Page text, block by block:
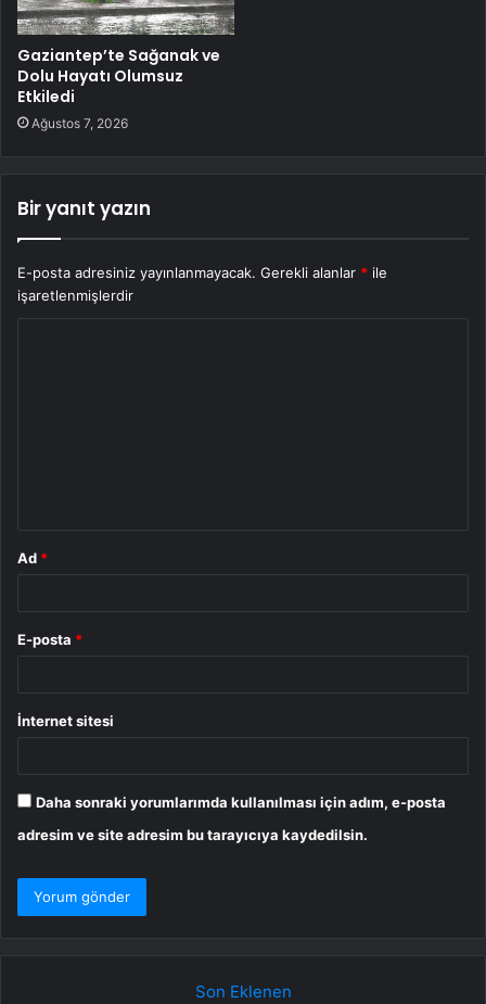
Gaziantep’te Sağanak ve
Dolu Hayatı Olumsuz
Etkiledi
Ağustos 7, 2026
Bir yanıt yazın
E-posta adresiniz yayınlanmayacak. Gerekli alanlar * ile
işaretlenmişlerdir
Ad *
E-posta *
İnternet sitesi
Daha sonraki yorumlarımda kullanılması için adım, e-posta
adresim ve site adresim bu tarayıcıya kaydedilsin.
Son Eklenen